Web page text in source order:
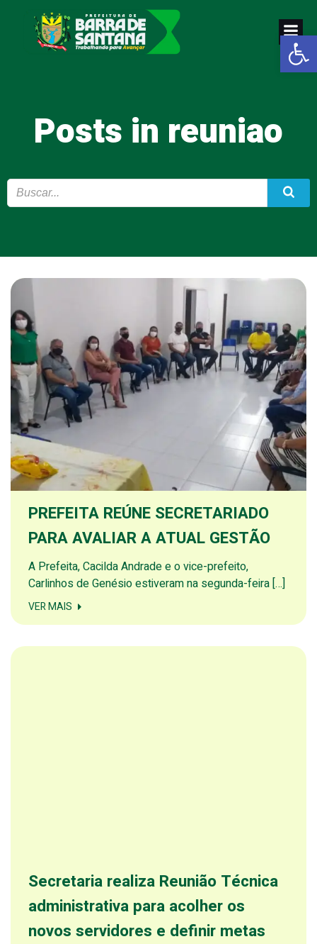
Abrir
Pular
para
o
conteúdo
Posts in reuniao
PREFEITA REÚNE SECRETARIADO
PARA AVALIAR A ATUAL GESTÃO
A Prefeita, Cacilda Andrade e o vice-prefeito,
Carlinhos de Genésio estiveram na segunda-feira […]
VER MAIS
Secretaria realiza Reunião Técnica
administrativa para acolher os
novos servidores e definir metas